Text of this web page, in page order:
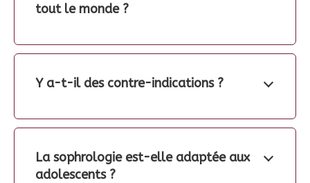
tout le monde ?
Y a-t-il des contre-indications ?
La sophrologie est-elle adaptée aux
adolescents ?